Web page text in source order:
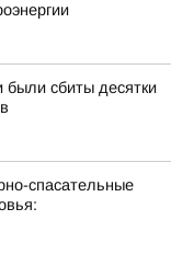
были сбиты десятки
спасательные